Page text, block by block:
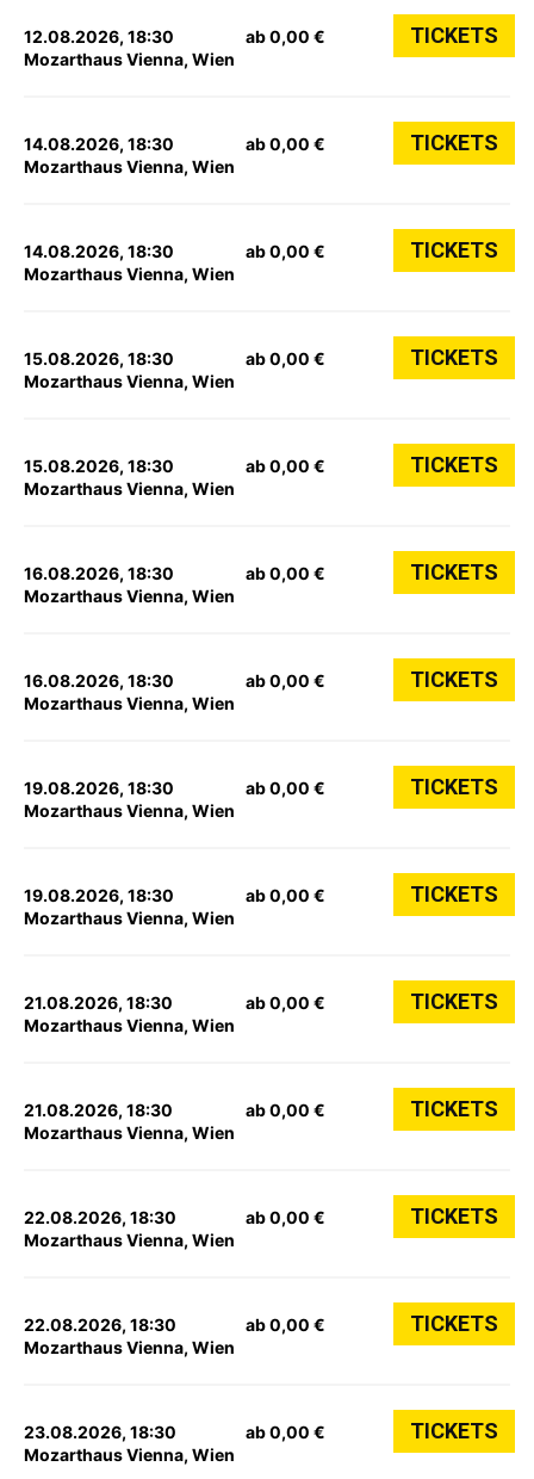
12.08.2026, 18:30
Mozarthaus Vienna, Wien
ab 0,00 € TICKETS
14.08.2026, 18:30
Mozarthaus Vienna, Wien
ab 0,00 € TICKETS
14.08.2026, 18:30
Mozarthaus Vienna, Wien
ab 0,00 € TICKETS
15.08.2026, 18:30
Mozarthaus Vienna, Wien
ab 0,00 € TICKETS
15.08.2026, 18:30
Mozarthaus Vienna, Wien
ab 0,00 € TICKETS
16.08.2026, 18:30
Mozarthaus Vienna, Wien
ab 0,00 € TICKETS
16.08.2026, 18:30
Mozarthaus Vienna, Wien
ab 0,00 € TICKETS
19.08.2026, 18:30
Mozarthaus Vienna, Wien
ab 0,00 € TICKETS
19.08.2026, 18:30
Mozarthaus Vienna, Wien
ab 0,00 € TICKETS
21.08.2026, 18:30
Mozarthaus Vienna, Wien
ab 0,00 € TICKETS
21.08.2026, 18:30
Mozarthaus Vienna, Wien
ab 0,00 € TICKETS
22.08.2026, 18:30
Mozarthaus Vienna, Wien
ab 0,00 € TICKETS
22.08.2026, 18:30
Mozarthaus Vienna, Wien
ab 0,00 € TICKETS
23.08.2026, 18:30
Mozarthaus Vienna, Wien
ab 0,00 € TICKETS